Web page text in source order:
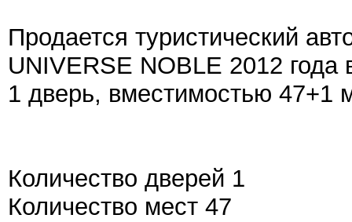
Продается туристический
UNIVERSE NOBLE 2012 года
1 дверь, вместимостью 47+1
Количество дверей 1
Количество мест 47